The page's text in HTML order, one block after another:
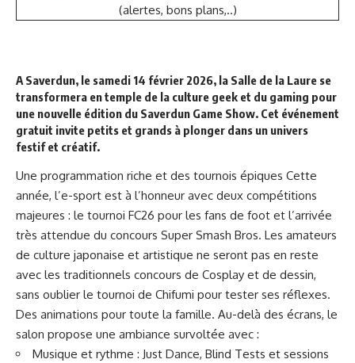
(alertes, bons plans,..)
A Saverdun, le samedi 14 février 2026, la Salle de la Laure se
transformera en temple de la culture geek et du gaming pour
une nouvelle édition du Saverdun Game Show. Cet événement
gratuit invite petits et grands à plonger dans un univers
festif et créatif.
Une programmation riche et des tournois épiques Cette
année, l’e-sport est à l’honneur avec deux compétitions
majeures : le tournoi FC26 pour les fans de foot et l’arrivée
très attendue du concours Super Smash Bros. Les amateurs
de culture japonaise et artistique ne seront pas en reste
avec les traditionnels concours de Cosplay et de dessin,
sans oublier le tournoi de Chifumi pour tester ses réflexes.
Des animations pour toute la famille. Au-delà des écrans, le
salon propose une ambiance survoltée avec :
Musique et rythme : Just Dance, Blind Tests et sessions